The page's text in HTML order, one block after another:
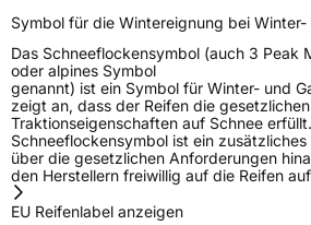
Symbol für die Wintereignung bei Winter-
Das Schneeflockensymbol (auch 3 Peak
oder alpines Symbol
genannt) ist ein Symbol für Winter- und
zeigt an, dass der Reifen die
Traktionseigenschaften auf Schnee
Schneeflockensymbol ist ein
über die gesetzlichen Anforderungen
den Herstellern freiwillig auf die Reifen
EU Reifenlabel anzeigen